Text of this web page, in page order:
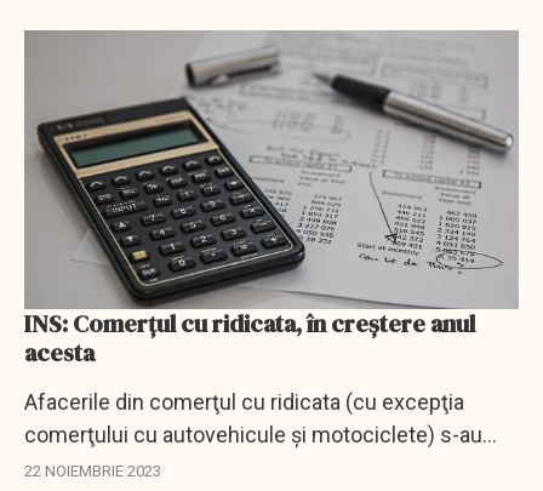
INS: Comerţul cu ridicata, în creştere anul
acesta
Afacerile din comerţul cu ridicata (cu excepţia
comerţului cu autovehicule şi motociclete) s-au
majorat cu 1,4%, ca serie brută, în primele nouă luni
22 NOIEMBRIE 2023